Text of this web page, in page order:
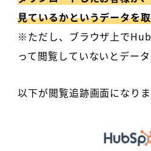
見ているかというデータを
※ただし、ブラウザ上で
って閲覧していないとデー
以下が閲覧追跡画面になりま